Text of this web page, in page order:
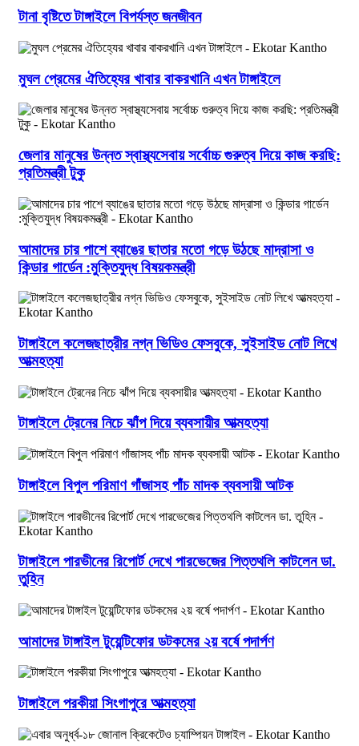
টানা বৃষ্টিতে টাঙ্গাইলে বিপর্যস্ত জনজীবন
মুঘল প্রেমের ঐতিহ্যের খাবার বাকরখানি এখন টাঙ্গাইলে
জেলার মানুষের উন্নত স্বাস্থ্যসেবায় সর্বোচ্চ গুরুত্ব দিয়ে কাজ করছি:
প্রতিমন্ত্রী টুকু
আমাদের চার পাশে ব্যাঙের ছাতার মতো গড়ে উঠছে মাদ্রাসা ও
কিন্ডার গার্ডেন :মুক্তিযুদ্ধ বিষয়কমন্ত্রী
টাঙ্গাইলে কলেজছাত্রীর নগ্ন ভিডিও ফেসবুকে, সুইসাইড নোট লিখে
আত্মহত্যা
টাঙ্গাইলে ট্রেনের নিচে ঝাঁপ দিয়ে ব্যবসায়ীর আত্মহত্যা
টাঙ্গাইলে বিপুল পরিমাণ গাঁজাসহ পাঁচ মাদক ব্যবসায়ী আটক
টাঙ্গাইলে পারভীনের রিপোর্ট দেখে পারভেজের পিত্তথলি কাটলেন ডা.
তুহিন
আমাদের টাঙ্গাইল টুয়েন্টিফোর ডটকমের ২য় বর্ষে পদার্পণ
টাঙ্গাইলে পরকীয়া সিংগাপুরে আত্মহত্যা